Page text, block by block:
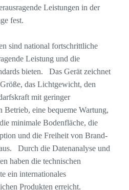
Leistungen in der
fest.
sind national fortschrittliche
Leistung und die
bieten. Das Gerät zeichnet
das Lichtgewicht, den
mit geringer
Betrieb, eine bequeme Wartung,
minimale Bodenfläche, die
und die Freiheit von Brand-
Durch die Datenanalyse und
haben die technischen
ein internationales
Produkten erreicht.